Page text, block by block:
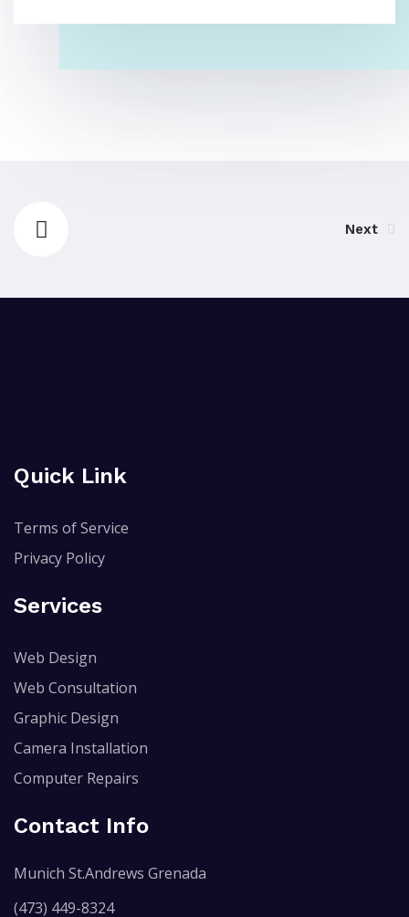
Next
Quick Link
Terms of Service
Privacy Policy
Services
Web Design
Web Consultation
Graphic Design
Camera Installation
Computer Repairs
Contact Info
Munich St.Andrews Grenada
(473) 449-8324